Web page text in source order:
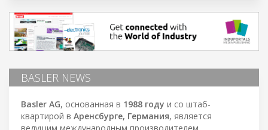
BASLER NEWS
Basler AG, основанная в 1988 году и со штаб-
квартирой в Аренсбурге, Германия, является